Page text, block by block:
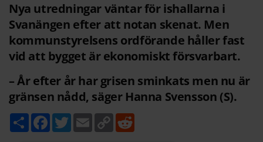
Nya utredningar väntar för ishallarna i
Svanängen efter att notan skenat. Men
kommunstyrelsens ordförande håller fast
vid att bygget är ekonomiskt försvarbart.
– År efter år har grisen sminkats men nu är
gränsen nådd, säger Hanna Svensson (S).
D
e
F
a
T
w
E
m
C
o